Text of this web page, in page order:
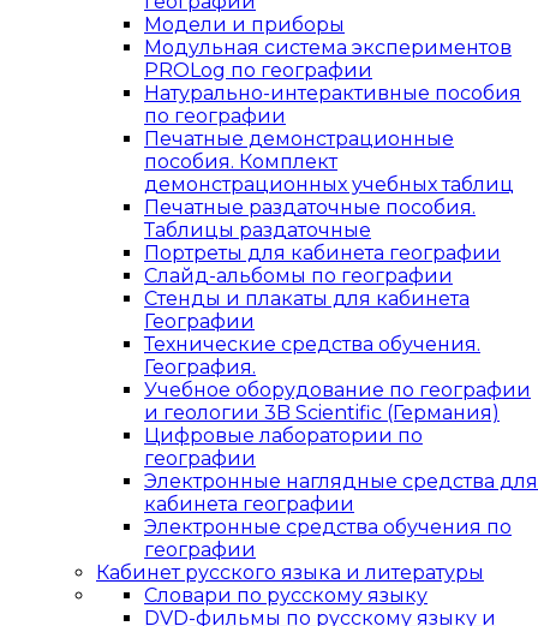
Модели и приборы
Модульная система экспериментов
PROLog по географии
Натурально-интерактивные пособия
по географии
Печатные демонстрационные
пособия. Комплект
демонстрационных учебных таблиц
Печатные раздаточные пособия.
Таблицы раздаточные
Портреты для кабинета географии
Слайд-альбомы по географии
Стенды и плакаты для кабинета
Географии
Технические средства обучения.
География.
Учебное оборудование по географии
и геологии 3B Scientific (Германия)
Цифровые лаборатории по
географии
Электронные наглядные средства для
кабинета географии
Электронные средства обучения по
географии
Кабинет русского языка и литературы
Cловари по русскому языку
DVD-фильмы по русскому языку и